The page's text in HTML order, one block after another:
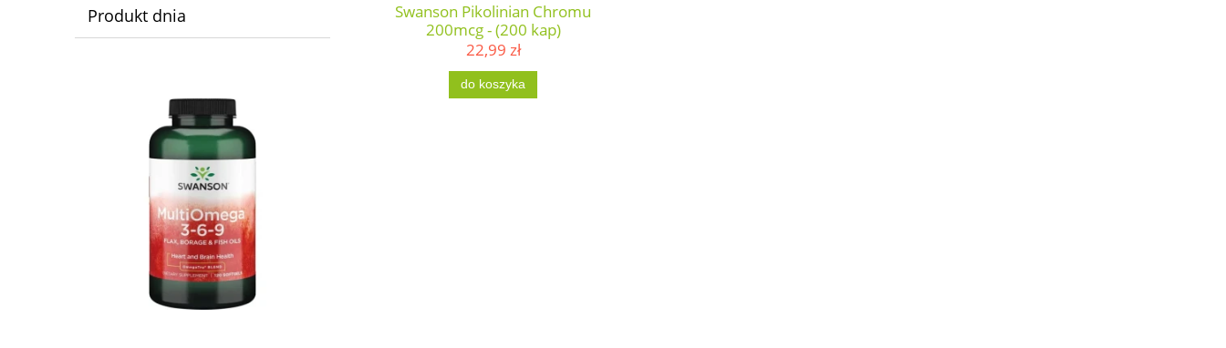
Produkt dnia
Swanson Pikolinian Chromu
200mcg - (200 kap)
22,99 zł
do koszyka